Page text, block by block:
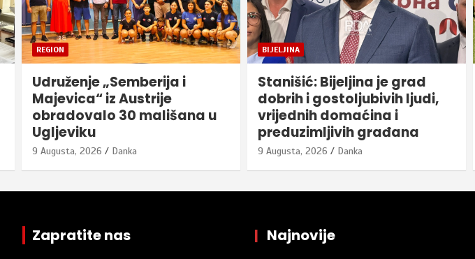
BIJELJINA
Stanišić: Bijeljina je grad
dobrih i gostoljubivih ljudi,
vrijednih domaćina i
preduzimljivih građana
9 Augusta, 2026 Danka
REGION SPORT
FK Majevica dobila vrijednu
donaciju u vidu vrhunske
Adidas opreme za trening
9 Augusta, 2026 Danka
Zapratite nas | Najnovije